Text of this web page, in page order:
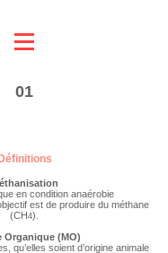
01
Définitions
en condition anaérobie
est de produire du méthane
(CH4).
Organique (MO)
qu’elles soient d’origine animale